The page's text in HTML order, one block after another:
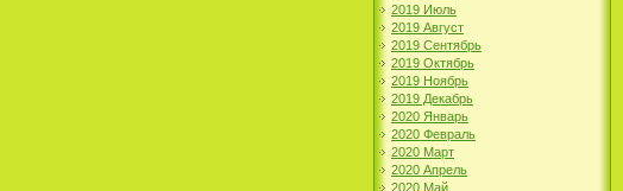
2019 Июль
2019 Август
2019 Сентябрь
2019 Октябрь
2019 Ноябрь
2019 Декабрь
2020 Январь
2020 Февраль
2020 Март
2020 Апрель
2020 Май